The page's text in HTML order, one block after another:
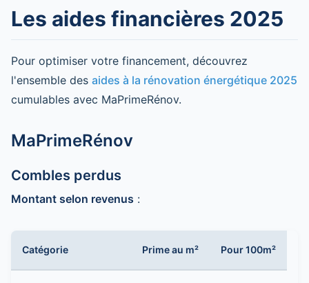
Les aides financières 2025
Pour optimiser votre financement, découvrez
l'ensemble des aides à la rénovation énergétique 2025
cumulables avec MaPrimeRénov.
MaPrimeRénov
Combles perdus
Montant selon revenus :
Catégorie Prime au m² Pour 100m²